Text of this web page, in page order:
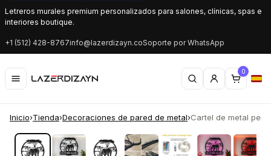
Letreros murales premium personalizados para salones, clínicas, spas e
interiores boutique.
+1 (512) 428-8767info@lazerdizayn.coSoporte por WhatsApp
0
Inicio›Tienda›Decoraciones de pared de metal›Cartel de metal
‹ ›